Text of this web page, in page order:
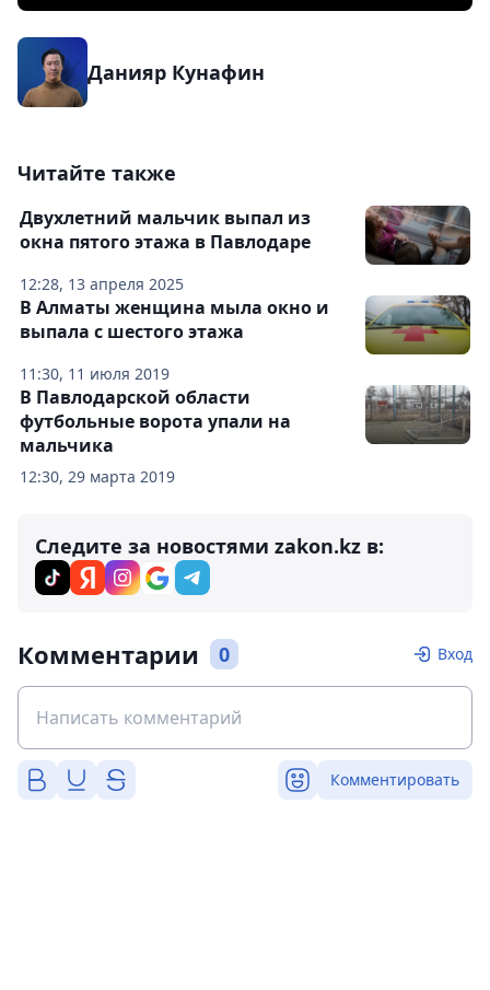
Данияр Кунафин
Читайте также
12:28, 13 апреля 2025
Двухлетний мальчик выпал из
окна пятого этажа в Павлодаре
11:30, 11 июля 2019
В Алматы женщина мыла окно и
выпала с шестого этажа
12:30, 29 марта 2019
В Павлодарской области
футбольные ворота упали на
мальчика
Следите за новостями zakon.kz в:
Комментарии 0 Вход
Комментировать